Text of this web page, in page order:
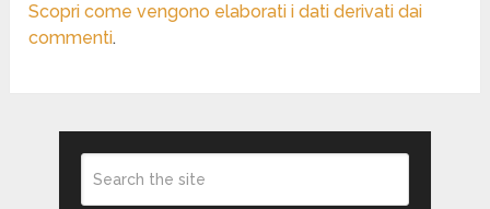
Scopri come vengono elaborati i dati derivati dai
commenti.